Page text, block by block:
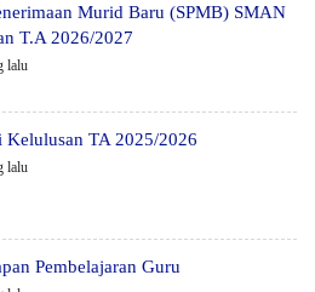
Murid Baru (SPMB) SMAN
T.A 2026/2027
lalu
Kelulusan TA 2025/2026
lalu
Pembelajaran Guru